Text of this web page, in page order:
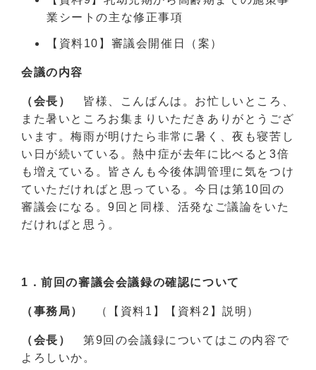
業シートの主な修正事項
【資料10】審議会開催日（案）
会議の内容
（会長）
皆様、こんばんは。お忙しいところ、
また暑いところお集まりいただきありがとうござ
います。梅雨が明けたら非常に暑く、夜も寝苦し
い日が続いている。熱中症が去年に比べると3倍
も増えている。皆さんも今後体調管理に気をつけ
ていただければと思っている。今日は第10回の
審議会になる。9回と同様、活発なご議論をいた
だければと思う。
1．前回の審議会会議録の確認について
（事務局） （【資料1】【資料2】説明）
（会長）
第9回の会議録についてはこの内容で
よろしいか。